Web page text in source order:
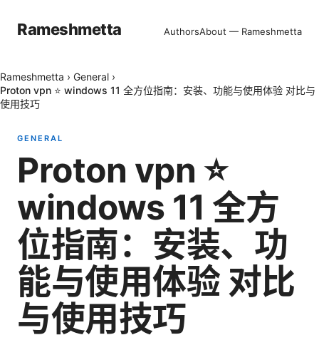
Rameshmetta AuthorsAbout — Rameshmetta
Rameshmetta › General ›
Proton vpn ⭐ windows 11 全方位指南：安装、功能与使用体验 对比与
使用技巧
GENERAL
Proton vpn ⭐
windows 11 全方
位指南：安装、功
能与使用体验 对比
与使用技巧